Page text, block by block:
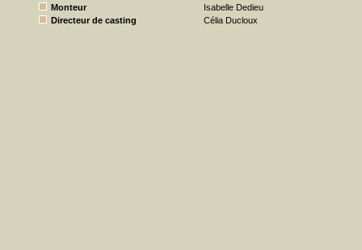
Monteur
Isabelle Dedieu
Directeur de casting
Célia Ducloux